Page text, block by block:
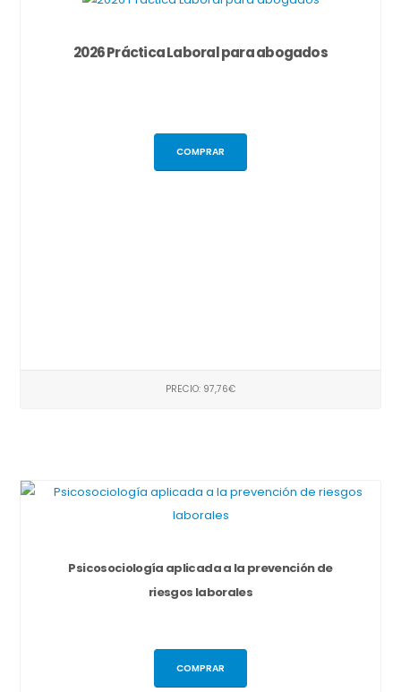
2026 Práctica Laboral para abogados
COMPRAR
PRECIO: 97,76€
Psicosociología aplicada a la prevención de
riesgos laborales
COMPRAR